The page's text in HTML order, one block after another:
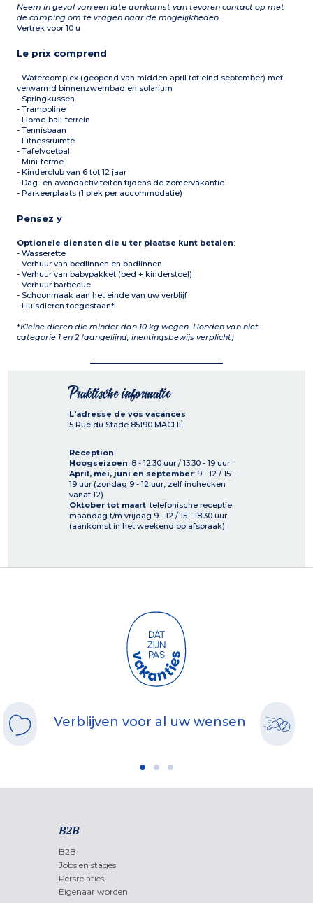
Neem in geval van een late aankomst van tevoren contact op met
de camping om te vragen naar de mogelijkheden.
Vertrek voor 10 u
Le prix comprend
- Watercomplex (geopend van midden april tot eind september) met
verwarmd binnenzwembad en solarium
- Springkussen
- Trampoline
- Home-ball-terrein
- Tennisbaan
- Fitnessruimte
- Tafelvoetbal
- Mini-ferme
- Kinderclub van 6 tot 12 jaar
- Dag- en avondactiviteiten tijdens de zomervakantie
- Parkeerplaats (1 plek per accommodatie)
Pensez y
Optionele diensten die u ter plaatse kunt betalen:
- Wasserette
- Verhuur van bedlinnen en badlinnen
- Verhuur van babypakket (bed + kinderstoel)
- Verhuur barbecue
- Schoonmaak aan het einde van uw verblijf
- Huisdieren toegestaan*
*Kleine dieren die minder dan 10 kg wegen. Honden van niet-
categorie 1 en 2 (aangelijnd, inentingsbewijs verplicht)
Praktische informatie
L'adresse de vos vacances
5 Rue du Stade 85190 MACHÉ
Réception
Hoogseizoen: 8 - 12.30 uur / 13.30 - 19 uur
April, mei, juni en september: 9 - 12 / 15 -
19 uur (zondag 9 - 12 uur, zelf inchecken
vanaf 12)
Oktober tot maart: telefonische receptie
maandag t/m vrijdag 9 - 12 / 15 - 18.30 uur
(aankomst in het weekend op afspraak)
Verblijven voor al uw wensen
B2B
B2B
Jobs en stages
Persrelaties
Eigenaar worden